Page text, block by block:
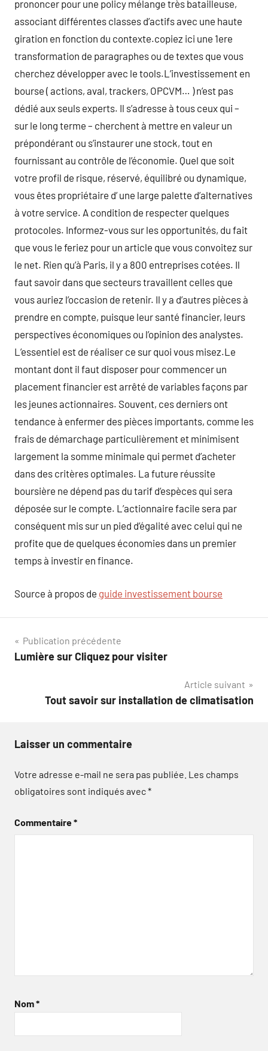
prononcer pour une policy mélange très batailleuse,
associant différentes classes d’actifs avec une haute
giration en fonction du contexte.copiez ici une 1ere
transformation de paragraphes ou de textes que vous
cherchez développer avec le tools.L’investissement en
bourse ( actions, aval, trackers, OPCVM… ) n’est pas
dédié aux seuls experts. Il s’adresse à tous ceux qui –
sur le long terme – cherchent à mettre en valeur un
prépondérant ou s’instaurer une stock, tout en
fournissant au contrôle de l’économie. Quel que soit
votre profil de risque, réservé, équilibré ou dynamique,
vous êtes propriétaire d’ une large palette d’alternatives
à votre service. A condition de respecter quelques
protocoles. Informez-vous sur les opportunités, du fait
que vous le feriez pour un article que vous convoitez sur
le net. Rien qu’à Paris, il y a 800 entreprises cotées. Il
faut savoir dans que secteurs travaillent celles que
vous auriez l’occasion de retenir. Il y a d’autres pièces à
prendre en compte, puisque leur santé financier, leurs
perspectives économiques ou l’opinion des analystes.
L’essentiel est de réaliser ce sur quoi vous misez.Le
montant dont il faut disposer pour commencer un
placement financier est arrêté de variables façons par
les jeunes actionnaires. Souvent, ces derniers ont
tendance à enfermer des pièces importants, comme les
frais de démarchage particulièrement et minimisent
largement la somme minimale qui permet d’acheter
dans des critères optimales. La future réussite
boursière ne dépend pas du tarif d’espèces qui sera
déposée sur le compte. L’actionnaire facile sera par
conséquent mis sur un pied d’égalité avec celui qui ne
profite que de quelques économies dans un premier
temps à investir en finance.
Source à propos de guide investissement bourse
Navigation
de
Publication précédente
Lumière sur Cliquez pour visiter
Article suivant
Tout savoir sur installation de climatisation
Laisser un commentaire
Votre adresse e-mail ne sera pas publiée. Les champs
obligatoires sont indiqués avec*
Commentaire*
Nom*